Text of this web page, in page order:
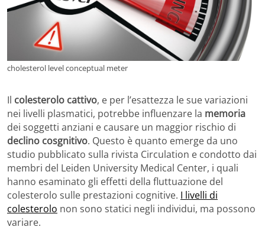
cholesterol level conceptual meter
Il colesterolo cattivo, e per l’esattezza le sue variazioni
nei livelli plasmatici, potrebbe influenzare la memoria
dei soggetti anziani e causare un maggior rischio di
declino cosgnitivo. Questo è quanto emerge da uno
studio pubblicato sulla rivista Circulation e condotto dai
membri del Leiden University Medical Center, i quali
hanno esaminato gli effetti della fluttuazione del
colesterolo sulle prestazioni cognitive. I livelli di
colesterolo non sono statici negli individui, ma possono
variare.